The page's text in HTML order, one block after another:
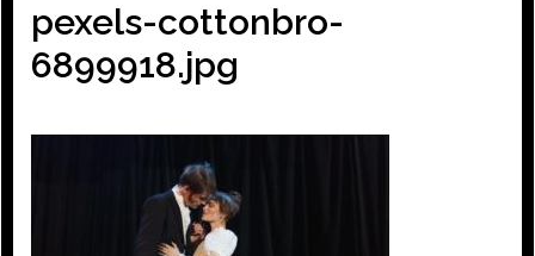
pexels-cottonbro-
6899918.jpg